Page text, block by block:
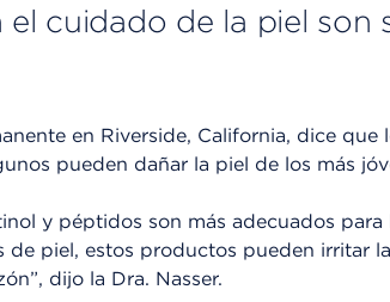
cuidado de la piel son
en Riverside, California, dice que
pueden dañar la piel de los más
y péptidos son más adecuados para
de piel, estos productos pueden irritar
dijo la Dra. Nasser.